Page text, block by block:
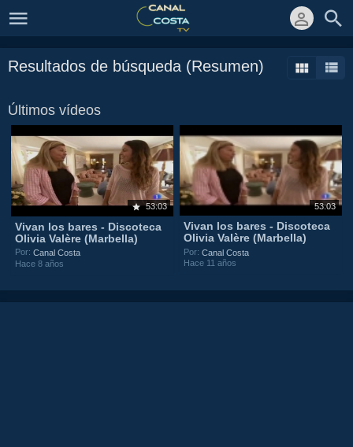
Resultados de búsqueda (Resumen)
Últimos vídeos
53:03
Vivan los bares - Discoteca
Olivia Valère (Marbella)
Por:Canal Costa
Hace 8 años
53:03
Vivan los bares - Discoteca
Olivia Valère (Marbella)
Por:Canal Costa
Hace 11 años